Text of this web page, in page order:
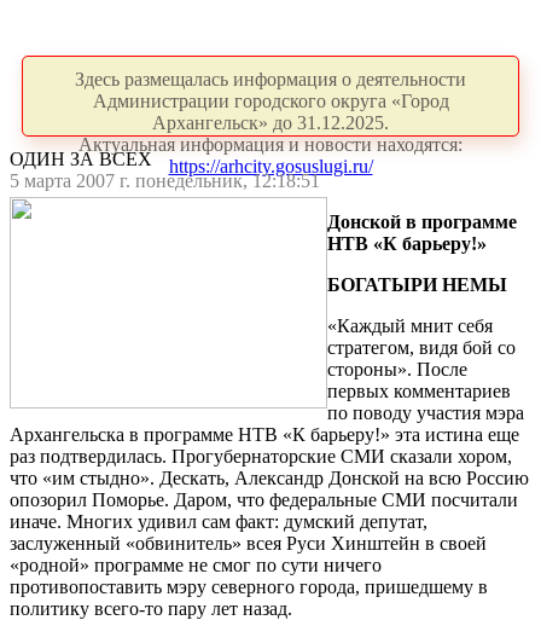
Здесь размещалась информация о деятельности
Администрации городского округа «Город
Архангельск» до 31.12.2025.
Актуальная информация и новости находятся:
https://arhcity.gosuslugi.ru/
ОДИН ЗА ВСЕХ
5 марта 2007 г. понедельник, 12:18:51
Донской в программе
НТВ «К барьеру!»
БОГАТЫРИ НЕМЫ
«Каждый мнит себя
стратегом, видя бой со
стороны». После
первых комментариев
по поводу участия мэра
Архангельска в программе НТВ «К барьеру!» эта истина еще
раз подтвердилась. Прогубернаторские СМИ сказали хором,
что «им стыдно». Дескать, Александр Донской на всю Россию
опозорил Поморье. Даром, что федеральные СМИ посчитали
иначе. Многих удивил сам факт: думский депутат,
заслуженный «обвинитель» всея Руси Хинштейн в своей
«родной» программе не смог по сути ничего
противопоставить мэру северного города, пришедшему в
политику всего­-то пару лет назад.